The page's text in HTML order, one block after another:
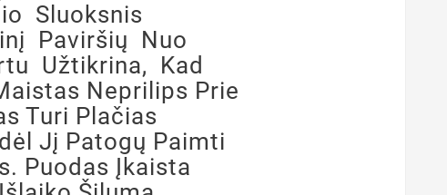
Sluoksnis
Paviršių Nuo
Užtikrina, Kad
Neprilips Prie
Turi Plačias
Jį Patogų Paimti
Puodas Įkaista